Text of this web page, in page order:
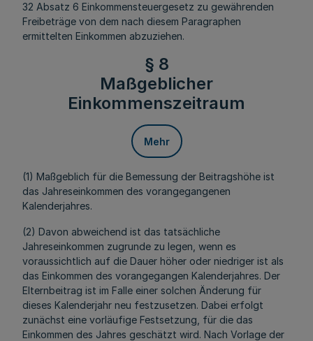
32 Absatz 6 Einkommensteuergesetz zu gewährenden
Freibeträge von dem nach diesem Paragraphen
ermittelten Einkommen abzuziehen.
§ 8
Maßgeblicher
Einkommenszeitraum
Mehr
(1) Maßgeblich für die Bemessung der Beitragshöhe ist
das Jahreseinkommen des vorangegangenen
Kalenderjahres.
(2) Davon abweichend ist das tatsächliche
Jahreseinkommen zugrunde zu legen, wenn es
voraussichtlich auf die Dauer höher oder niedriger ist als
das Einkommen des vorangegangen Kalenderjahres. Der
Elternbeitrag ist im Falle einer solchen Änderung für
dieses Kalenderjahr neu festzusetzen. Dabei erfolgt
zunächst eine vorläufige Festsetzung, für die das
Einkommen des Jahres geschätzt wird. Nach Vorlage der